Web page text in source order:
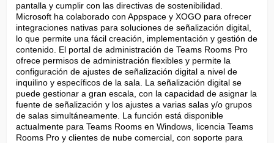
pantalla y cumplir con las directivas de sostenibilidad.
Microsoft ha colaborado con Appspace y XOGO para ofrecer
integraciones nativas para soluciones de señalización digital,
lo que permite una fácil creación, implementación y gestión de
contenido. El portal de administración de Teams Rooms Pro
ofrece permisos de administración flexibles y permite la
configuración de ajustes de señalización digital a nivel de
inquilino y específicos de la sala. La señalización digital se
puede gestionar a gran escala, con la capacidad de asignar la
fuente de señalización y los ajustes a varias salas y/o grupos
de salas simultáneamente. La función está disponible
actualmente para Teams Rooms en Windows, licencia Teams
Rooms Pro y clientes de nube comercial, con soporte para